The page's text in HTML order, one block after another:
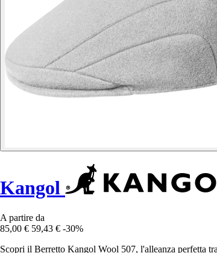
Kangol
A partire da
85,00 € 59,43 € -30%
Scopri il Berretto Kangol Wool 507, l'alleanza perfetta